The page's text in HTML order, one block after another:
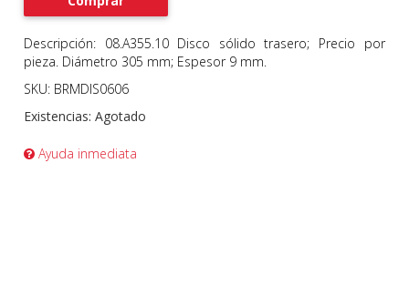
Descripción: 08.A355.10 Disco sólido trasero; Precio por
pieza. Diámetro 305 mm; Espesor 9 mm.
SKU: BRMDIS0606
Existencias:Agotado
Ayuda inmediata